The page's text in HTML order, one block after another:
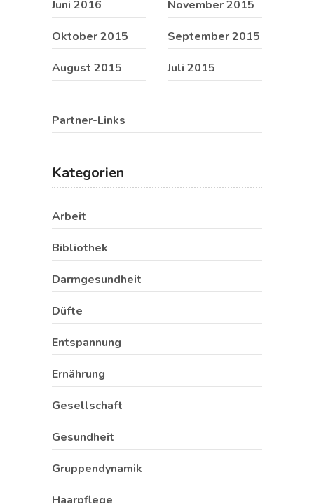
Juni 2016 November 2015
Oktober 2015 September 2015
August 2015 Juli 2015
Partner-Links
Kategorien
Arbeit
Bibliothek
Darmgesundheit
Düfte
Entspannung
Ernährung
Gesellschaft
Gesundheit
Gruppendynamik